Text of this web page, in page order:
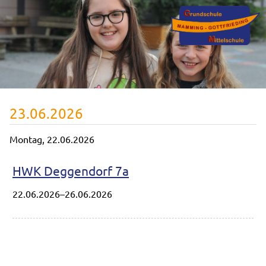
23.06.2026
Montag, 22.06.2026
HWK Deggendorf 7a
22.06.2026–26.06.2026